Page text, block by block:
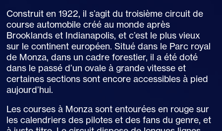
Construit en 1922, il s’agit du troisième circuit de
course automobile créé au monde après
Brooklands et Indianapolis, et c’est le plus vieux
sur le continent européen.Situé dans le Parc royal
de Monza, dans un cadre forestier, il a été doté
dans le passé d’un ovale à grande vitesse et
certaines sections sont encore accessibles à pied
aujourd’hui.
Les courses à Monzasont entourées en rouge sur
les calendriers des pilotes et des fans du genre, et